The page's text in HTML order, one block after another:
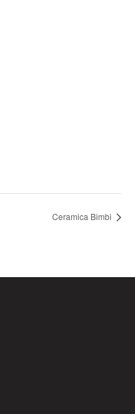
Ceramica Bimbi